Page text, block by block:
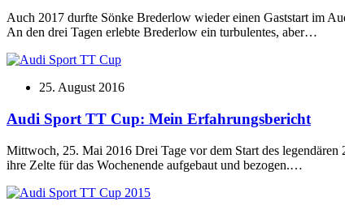
Auch 2017 durfte Sönke Brederlow wieder einen Gaststart im
An den drei Tagen erlebte Brederlow ein turbulentes, aber…
25. August 2016
Audi Sport TT Cup: Mein Erfahrungsbericht
Mittwoch, 25. Mai 2016 Drei Tage vor dem Start des
ihre Zelte für das Wochenende aufgebaut und bezogen.…